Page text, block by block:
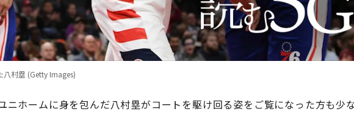
八村塁 (Getty Images)
ニホームに身を包んだ八村塁がコートを駆け回る姿をご覧になった方も少